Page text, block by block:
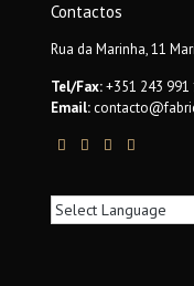
Contactos
Rua da Marinha, 11
Tel/Fax:+351 243 991
Email: